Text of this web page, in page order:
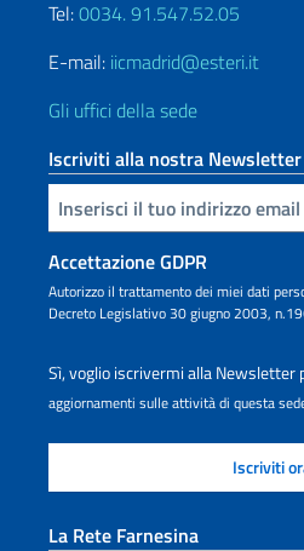
Tel:0034. 91.547.52.05
E-mail: iicmadrid@esteri.it
Gli uffici della sede
Iscriviti alla nostra Newsletter
Inserisci la tua email
Accettazione GDPR
Autorizzo il trattamento dei miei dati
Decreto Legislativo 30 giugno 2003,
Sì, voglio iscrivermi alla Newsletter
aggiornamenti sulle attività di questa
La Rete Farnesina